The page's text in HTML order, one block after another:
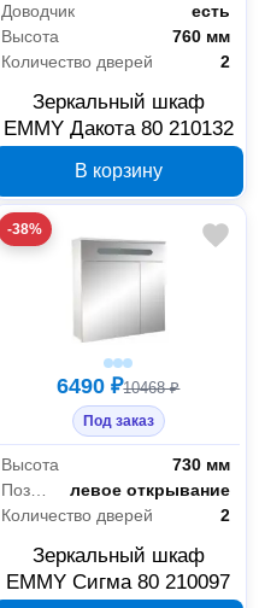
Доводчик
есть
Высота
760 мм
Количество дверей
2
Зеркальный шкаф
EMMY Дакота 80 210132
В корзину
-38%
6490 ₽10468 ₽
Под заказ
Высота
730 мм
Позиционирование дверей
левое открывание
Количество дверей
2
Зеркальный шкаф
EMMY Сигма 80 210097